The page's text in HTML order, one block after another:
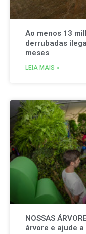
Ao menos 13
derrubadas
meses
LEIA MAIS »
NOSSAS
árvore e ajude